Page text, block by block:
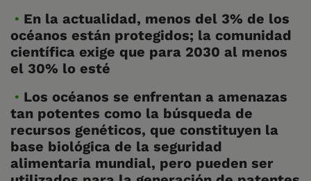
En la actualidad, menos del 3% de los
océanos están protegidos; la comunidad
científica exige que para 2030 al menos
el 30% lo esté
Los océanos se enfrentan a amenazas
tan potentes como la búsqueda de
recursos genéticos, que constituyen la
base biológica de la seguridad
alimentaria mundial, pero pueden ser